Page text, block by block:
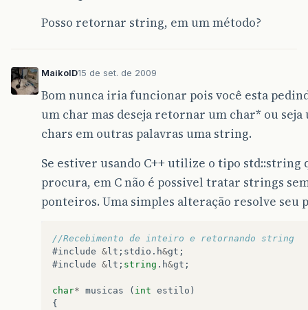
Posso retornar string, em um método?
MaikoID15 de set. de 2009
Bom nunca iria funcionar pois você esta
um char mas deseja retornar um char* ou seja
chars em outras palavras uma string.
Se estiver usando C++ utilize o tipo std::string
procura, em C não é possivel tratar strings
ponteiros. Uma simples alteração resolve seu
//Recebimento de inteiro e retornando string
#include & lt ; stdio . h&gt ;
#include & lt ; string . h&gt ;
char* musicas ( int estilo )
{